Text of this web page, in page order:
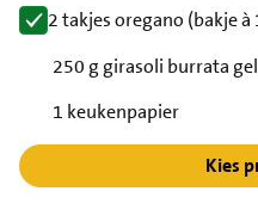
2 takjes oregano (bakje à
250 g girasoli burrata
1 keukenpapier
Kies